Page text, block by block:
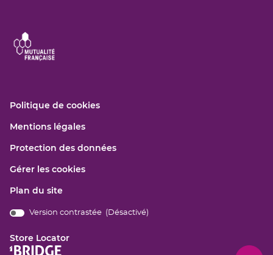
Politique de cookies(ouvre
fenêtre)
Mentions légales(ouvre
une
fenêtre)
Protection des données(ouvre
Gérer les cookies
Plan du site
Version contrastée ( Désactivé)
Store Locator
(ouvre